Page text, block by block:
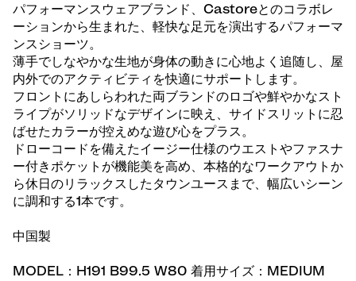
パフォーマンスウェアブランド、Castoreとのコラボレ
ーションから生まれた、軽快な足元を演出するパフォーマ
ンスショーツ。
薄手でしなやかな生地が身体の動きに心地よく追随し、屋
内外でのアクティビティを快適にサポートします。
フロントにあしらわれた両ブランドのロゴや鮮やかなスト
ライプがソリッドなデザインに映え、サイドスリットに忍
ばせたカラーが控えめな遊び心をプラス。
ドローコードを備えたイージー仕様のウエストやファスナ
ー付きポケットが機能美を高め、本格的なワークアウトか
ら休日のリラックスしたタウンユースまで、幅広いシーン
に調和する1本です。
中国製
MODEL：H191 B99.5 W80 着用サイズ：MEDIUM